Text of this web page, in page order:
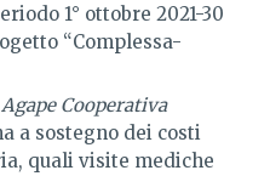
1° ottobre 2021-30
“Complessa-
Agape Cooperativa
a sostegno dei costi
quali visite mediche